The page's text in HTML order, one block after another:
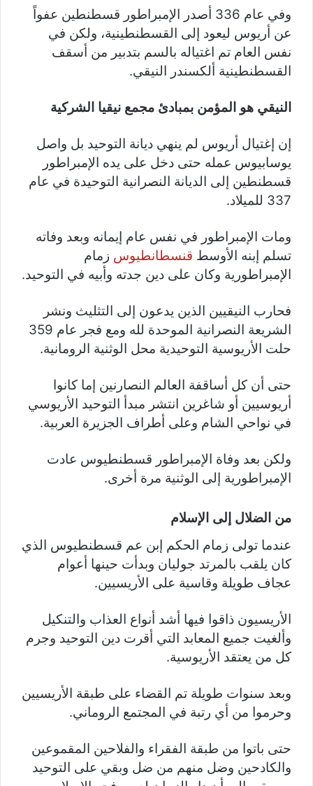
وفي عام 336 أصدر الإمبراطور قسطنطين عفواً
عن أريوس ليعود إلى القسطنطينية، ولكن في
نفس العام تم اغتياله بالسم بتدبير من أسقف
القسطنطينية ألكسندر النيقي.
النيقي هو المؤمن بمبادئ مجمع نيقيا الشركية
إن إغتيال أريوس لم ينهي ديانة التوحيد بل واصل
يوسابيوس عمله حتى دخل على يده الإمبراطور
قسطنطين إلى الديانة النصرانية التوحيدة في عام
337 للميلاد.
ومات الإمبراطور في نفس عام إيمانه وبعد وفاته
تسلم إبنه الأوسط قنسطانطيوس زمام
الإمبراطورية وكان على دين جدته وأبيه في التوحيد.
فحارب النيقيين الذين يدعون إلى التثليث ونشر
الشريعة النصرانية الموحدة لله ومع فجر عام 359
حلت الأريوسية التوحيدية محل الوثنية الرومانية.
حتى أن كل أساقفة العالم النصارنين إما كانوا
أريوسيين أو شاغرين انتشر مبدأ التوحيد الأريوسي
في نواحي الشام وعلى أطراف الجزيرة العربية.
ولكن بعد وفاة الإمبراطور قسطنطيوس عادت
الإمبراطورية إلى الوثنية مرة أخرى.
من الضلال إلى الإسلام
عندما تولى زمام الحكم إبن عم قسطنطيوس الذي
كان يلقب بالمرتد جوليان وبدأت حينها أعوام
عجاف طويلة وقاسية على الأريسيين.
الأريسيون ذاقوا فيها أشد أنواع العذاب والتنكيل
وألغيت جميع المعابد التي أقرت دين التوحيد وجرم
كل من يعتقد الأريوسية.
وبعد سنوات طويلة تم القضاء على طبقة الأريسيين
وحرموا من أي رتبة في المجتمع الروماني.
حتى باتوا من طبقة الفقراء والفلاحين المقموعين
والكادحين وضل منهم من ضل وبقي على التوحيد